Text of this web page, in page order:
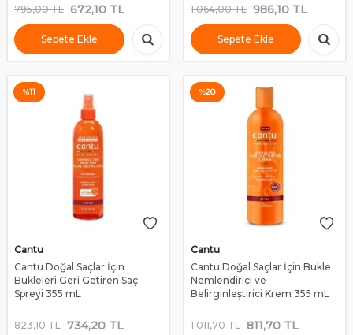
795,00TL 672,10 TL
Sepete Ekle
1.064,00TL 986,10 TL
Sepete Ekle
%11
Cantu
Cantu Doğal Saçlar İçin
Bukleleri Geri Getiren Saç
Spreyi 355 mL
823,10TL 734,20 TL
%20
Cantu
Cantu Doğal Saçlar İçin Bukle
Nemlendirici ve
Belirginleştirici Krem 355 mL
1.011,70TL 811,70 TL